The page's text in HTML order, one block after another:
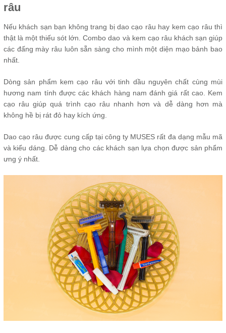
râu
Nếu khách sạn bạn không trang bị dao cạo râu hay kem cạo râu thì
thật là một thiếu sót lớn. Combo dao và kem cạo râu khách sạn giúp
các đấng mày râu luôn sẵn sàng cho mình một diện mạo bảnh bao
nhất.
Dòng sản phẩm kem cạo râu với tinh dầu nguyên chất cùng mùi
hương nam tính được các khách hàng nam đánh giá rất cao. Kem
cạo râu giúp quá trình cạo râu nhanh hơn và dễ dàng hơn mà
không hề bị rát đỏ hay kích ứng.
Dao cạo râu được cung cấp tại công ty MUSES rất đa dạng mẫu mã
và kiểu dáng. Dễ dàng cho các khách sạn lựa chọn được sản phẩm
ưng ý nhất.